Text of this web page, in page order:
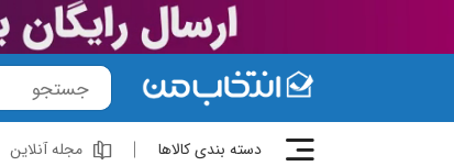
دسته بندی کالاها مجله آنلاین